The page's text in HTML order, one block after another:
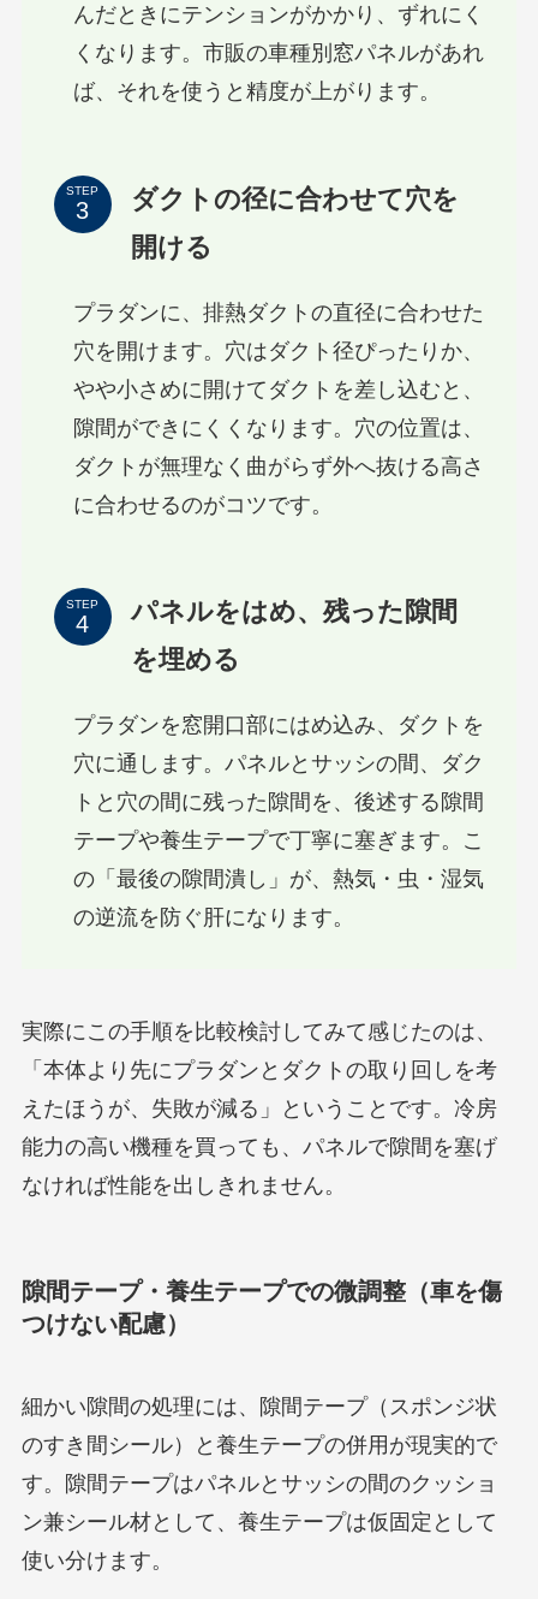
んだときにテンションがかかり、ずれにく
くなります。市販の車種別窓パネルがあれ
ば、それを使うと精度が上がります。
STEP
ダクトの径に合わせて穴を
開ける
プラダンに、排熱ダクトの直径に合わせた
穴を開けます。穴はダクト径ぴったりか、
やや小さめに開けてダクトを差し込むと、
隙間ができにくくなります。穴の位置は、
ダクトが無理なく曲がらず外へ抜ける高さ
に合わせるのがコツです。
STEP
パネルをはめ、残った隙間
を埋める
プラダンを窓開口部にはめ込み、ダクトを
穴に通します。パネルとサッシの間、ダク
トと穴の間に残った隙間を、後述する隙間
テープや養生テープで丁寧に塞ぎます。こ
の「最後の隙間潰し」が、熱気・虫・湿気
の逆流を防ぐ肝になります。
実際にこの手順を比較検討してみて感じたのは、
「本体より先にプラダンとダクトの取り回しを考
えたほうが、失敗が減る」ということです。冷房
能力の高い機種を買っても、パネルで隙間を塞げ
なければ性能を出しきれません。
隙間テープ・養生テープでの微調整（車を傷
つけない配慮）
細かい隙間の処理には、隙間テープ（スポンジ状
のすき間シール）と養生テープの併用が現実的で
す。隙間テープはパネルとサッシの間のクッショ
ン兼シール材として、養生テープは仮固定として
使い分けます。